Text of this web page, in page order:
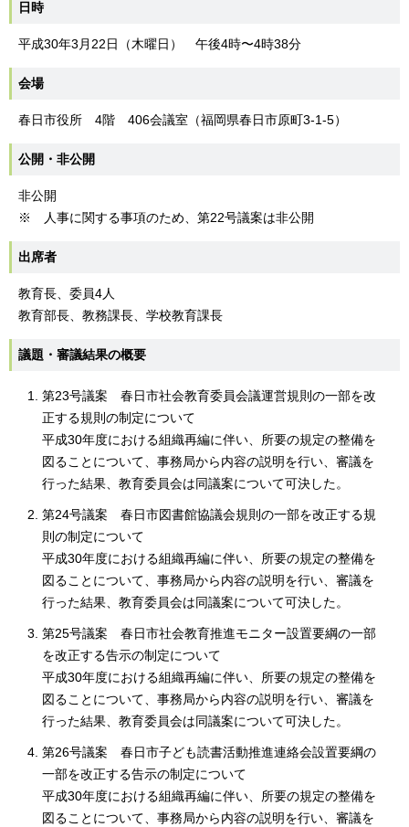
日時
平成30年3月22日（木曜日） 午後4時〜4時38分
会場
春日市役所 4階 406会議室（福岡県春日市原町3-1-5）
公開・非公開
非公開
※ 人事に関する事項のため、第22号議案は非公開
出席者
教育長、委員4人
教育部長、教務課長、学校教育課長
議題・審議結果の概要
第23号議案 春日市社会教育委員会議運営規則の一部を改
正する規則の制定について
平成30年度における組織再編に伴い、所要の規定の整備を
図ることについて、事務局から内容の説明を行い、審議を
行った結果、教育委員会は同議案について可決した。
第24号議案 春日市図書館協議会規則の一部を改正する規
則の制定について
平成30年度における組織再編に伴い、所要の規定の整備を
図ることについて、事務局から内容の説明を行い、審議を
行った結果、教育委員会は同議案について可決した。
第25号議案 春日市社会教育推進モニター設置要綱の一部
を改正する告示の制定について
平成30年度における組織再編に伴い、所要の規定の整備を
図ることについて、事務局から内容の説明を行い、審議を
行った結果、教育委員会は同議案について可決した。
第26号議案 春日市子ども読書活動推進連絡会設置要綱の
一部を改正する告示の制定について
平成30年度における組織再編に伴い、所要の規定の整備を
図ることについて、事務局から内容の説明を行い、審議を